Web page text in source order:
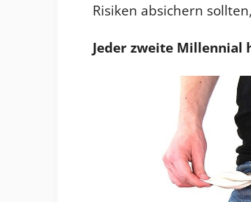
Risiken absichern
Jeder zweite Millennial